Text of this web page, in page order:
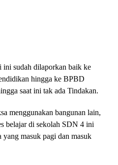
sudah dilaporkan baik ke
hingga ke BPBD
saat ini tak ada Tindakan.
menggunakan bangunan lain,
belajar di sekolah SDN 4 ini
yang masuk pagi dan masuk